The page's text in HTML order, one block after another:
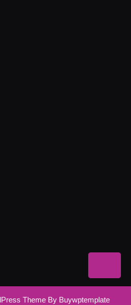
to
ThemeBy Buywptemplate